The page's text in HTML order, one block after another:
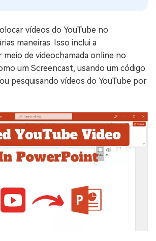
vídeos do YouTube no
maneiras. Isso inclui a
de videochamada online no
um Screencast, usando um código
pesquisando vídeos do YouTube por